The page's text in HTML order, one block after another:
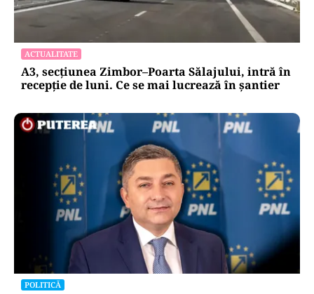
ACTUALITATE
A3, secțiunea Zimbor–Poarta Sălajului, intră în
recepție de luni. Ce se mai lucrează în șantier
POLITICĂ